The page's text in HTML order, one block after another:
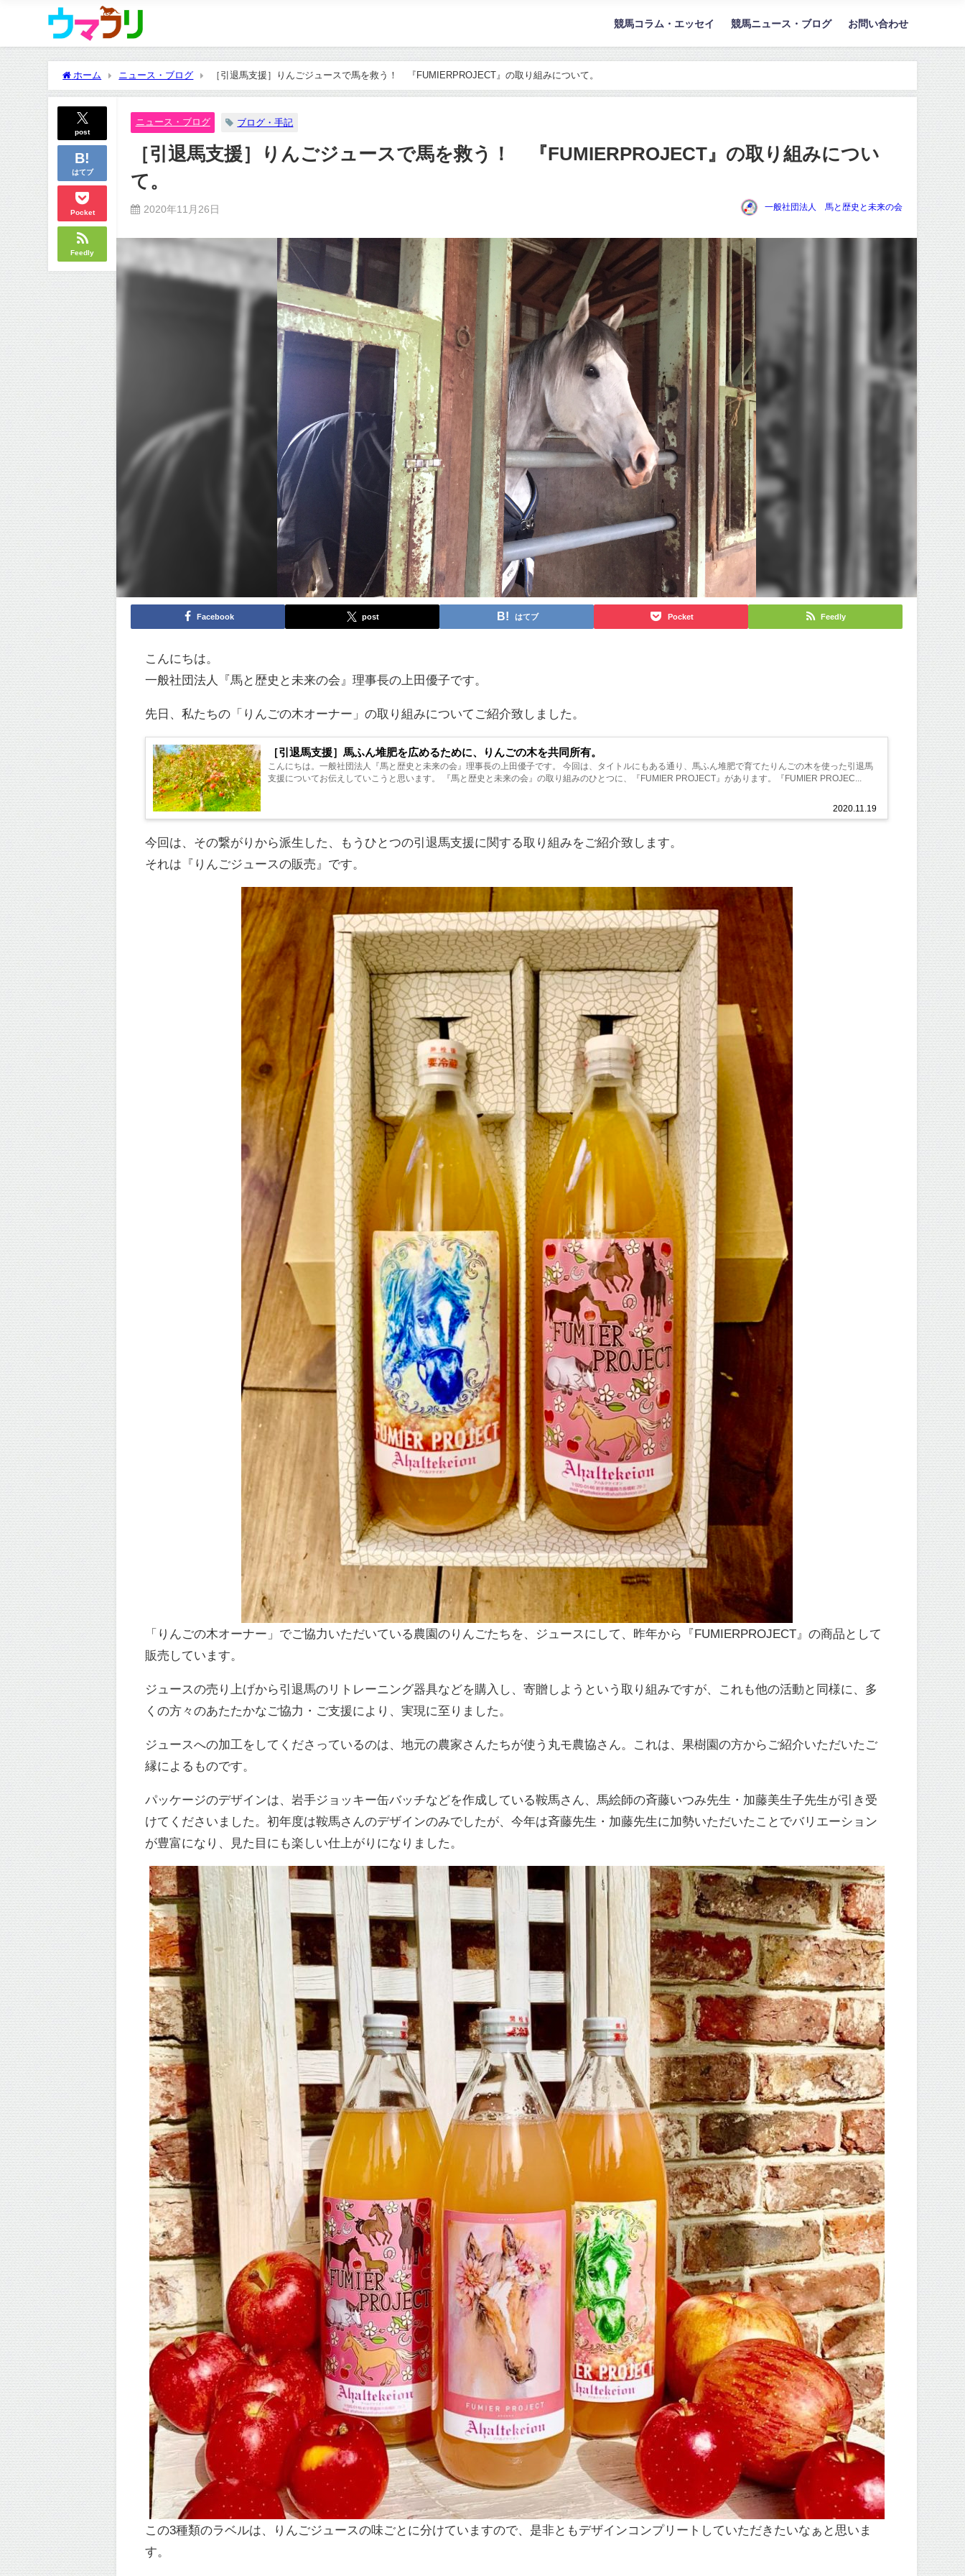
競馬コラム・エッセイ 競馬ニュース・ブログ お問い合わせ
ホーム ニュース・ブログ ［引退馬支援］りんごジュースで馬を救う！ 『FUMIERPROJECT』の取り組みについて。
post
はてブ
Pocket
Feedly
ニュース・ブログ ブログ・手記
［引退馬支援］りんごジュースで馬を救う！ 『FUMIERPROJECT』の取り組みについ
て。
2020年11月26日 一般社団法人 馬と歴史と未来の会
Facebook post はてブ Pocket Feedly
こんにちは。
一般社団法人『馬と歴史と未来の会』理事長の上田優子です。
先日、私たちの「りんごの木オーナー」の取り組みについてご紹介致しました。
［引退馬支援］馬ふん堆肥を広めるために、りんごの木を共同所有。
2020.11.19
こんにちは。一般社団法人『馬と歴史と未来の会』理事長の上田優子です。 今回は、タイトルにもある通り、馬ふん堆肥で育てたりんごの木を使った引退馬
支援についてお伝えしていこうと思います。 『馬と歴史と未来の会』の取り組みのひとつに、『FUMIER PROJECT』があります。『FUMIER PROJEC...
今回は、その繋がりから派生した、もうひとつの引退馬支援に関する取り組みをご紹介致します。
それは『りんごジュースの販売』です。
「りんごの木オーナー」でご協力いただいている農園のりんごたちを、ジュースにして、昨年から『FUMIERPROJECT』の商品として
販売しています。
ジュースの売り上げから引退馬のリトレーニング器具などを購入し、寄贈しようという取り組みですが、これも他の活動と同様に、多
くの方々のあたたかなご協力・ご支援により、実現に至りました。
ジュースへの加工をしてくださっているのは、地元の農家さんたちが使う丸モ農協さん。これは、果樹園の方からご紹介いただいたご
縁によるものです。
パッケージのデザインは、岩手ジョッキー缶バッチなどを作成している鞍馬さん、馬絵師の斉藤いつみ先生・加藤美生子先生が引き受
けてくださいました。初年度は鞍馬さんのデザインのみでしたが、今年は斉藤先生・加藤先生に加勢いただいたことでバリエーション
が豊富になり、見た目にも楽しい仕上がりになりました。
この3種類のラベルは、りんごジュースの味ごとに分けていますので、是非ともデザインコンプリートしていただきたいなぁと思いま
す。